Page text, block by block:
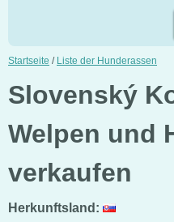
Startseite / Liste der Hunderassen
Slovenský
Welpen und
verkaufen
Herkunftsland: